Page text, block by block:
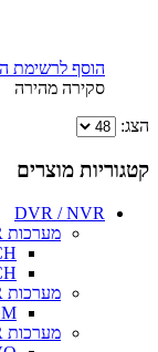
הוסף לרשימת
סקירה מהירה
הצג:
קטגוריות מוצרים
DVR / NVR
מערכות DVR ו-NVR של JF TECH
מערכות DVR ו-NVR של KEDACOM
מערכות DVR ו-NVR של NOVO